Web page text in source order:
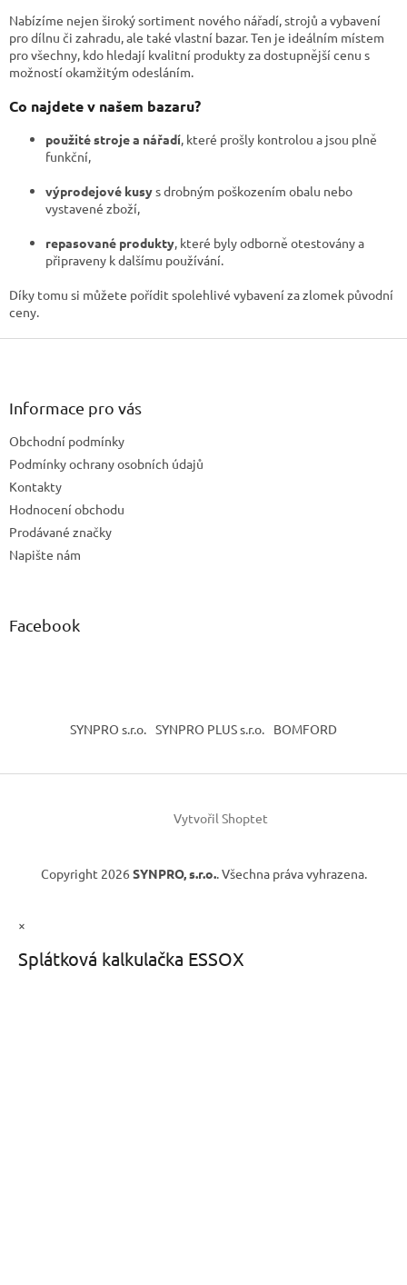
a
c
í
y
p
u
Nabízíme nejen široký sortiment nového nářadí, strojů a vybavení
pro dílnu či zahradu, ale také vlastní bazar. Ten je ideálním místem
pro všechny, kdo hledají kvalitní produkty za dostupnější cenu s
možností okamžitým odesláním.
Co najdete v našem bazaru?
použité stroje a nářadí, které prošly kontrolou a jsou plně
funkční,
výprodejové kusys drobným poškozením obalu nebo
vystavené zboží,
repasované produkty, které byly odborně otestovány a
připraveny k dalšímu používání.
Díky tomu si můžete pořídit spolehlivé vybavení za zlomek původní
ceny.
Z
Informace pro vás
Obchodní podmínky
Podmínky ochrany osobních údajů
Kontakty
Hodnocení obchodu
Prodávané značky
Napište nám
Facebook
SYNPRO s.r.o. SYNPRO PLUS s.r.o. BOMFORD
Vytvořil Shoptet
Copyright 2026 SYNPRO, s.r.o.. Všechna práva vyhrazena.
×
Splátková kalkulačka ESSOX